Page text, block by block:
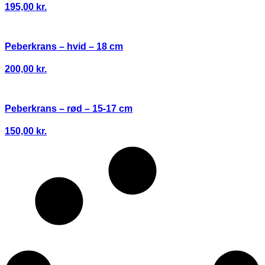
195,00 kr.
Peberkrans – hvid – 18 cm
200,00 kr.
Peberkrans – rød – 15-17 cm
150,00 kr.